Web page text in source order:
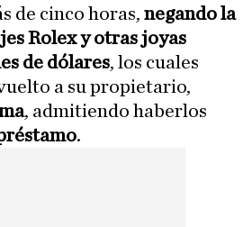
de cinco horas, negando la
Rolex y otras joyas
de dólares, los cuales
a su propietario,
, admitiendo haberlos
.